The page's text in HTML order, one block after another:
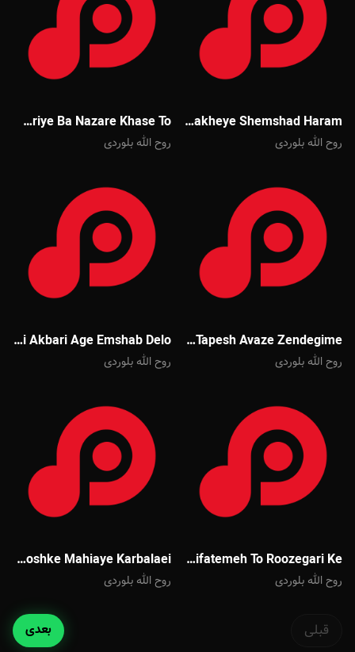
Mehdi Akbari Shakheye Shemshad Haram
روح الله بلوردی
Mehdi Akbari Omriye Ba Nazare Khase To
روح الله بلوردی
Mehdi Akbari Har Tapesh Avaze Zendegime
روح الله بلوردی
Mehdi Akbari Age Emshab Delo
روح الله بلوردی
Majid Banifatemeh To Roozegari Ke
روح الله بلوردی
Majid Banifatemeh Labe Khoshke Mahiaye Karbalaei
روح الله بلوردی
قبلی بعدی